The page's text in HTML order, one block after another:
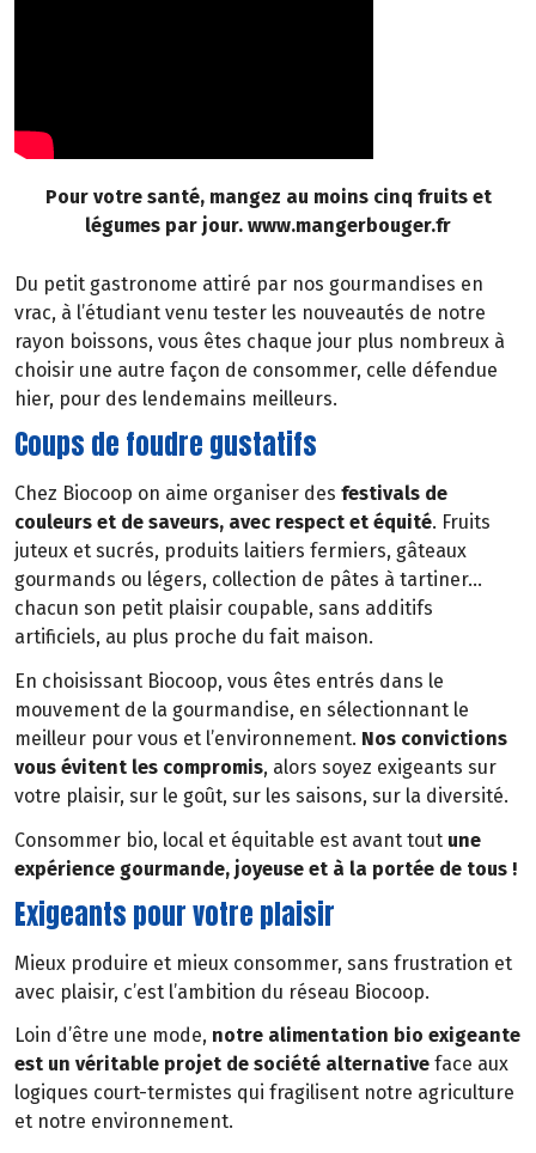
Pour votre santé, mangez au moins cinq fruits et
légumes par jour. www.mangerbouger.fr
Du petit gastronome attiré par nos gourmandises en
vrac, à l’étudiant venu tester les nouveautés de notre
rayon boissons, vous êtes chaque jour plus nombreux à
choisir une autre façon de consommer, celle défendue
hier, pour des lendemains meilleurs.
Coups de foudre gustatifs
Chez Biocoop on aime organiser des festivals de
couleurs et de saveurs, avec respect et équité. Fruits
juteux et sucrés, produits laitiers fermiers, gâteaux
gourmands ou légers, collection de pâtes à tartiner…
chacun son petit plaisir coupable, sans additifs
artificiels, au plus proche du fait maison.
En choisissant Biocoop, vous êtes entrés dans le
mouvement de la gourmandise, en sélectionnant le
meilleur pour vous et l’environnement. Nos convictions
vous évitent les compromis, alors soyez exigeants sur
votre plaisir, sur le goût, sur les saisons, sur la diversité.
Consommer bio, local et équitable est avant tout une
expérience gourmande, joyeuse et à la portée de tous !
Exigeants pour votre plaisir
Mieux produire et mieux consommer, sans frustration et
avec plaisir, c’est l’ambition du réseau Biocoop.
Loin d’être une mode, notre alimentation bio exigeante
est un véritable projet de société alternative face aux
logiques court-termistes qui fragilisent notre agriculture
et notre environnement.